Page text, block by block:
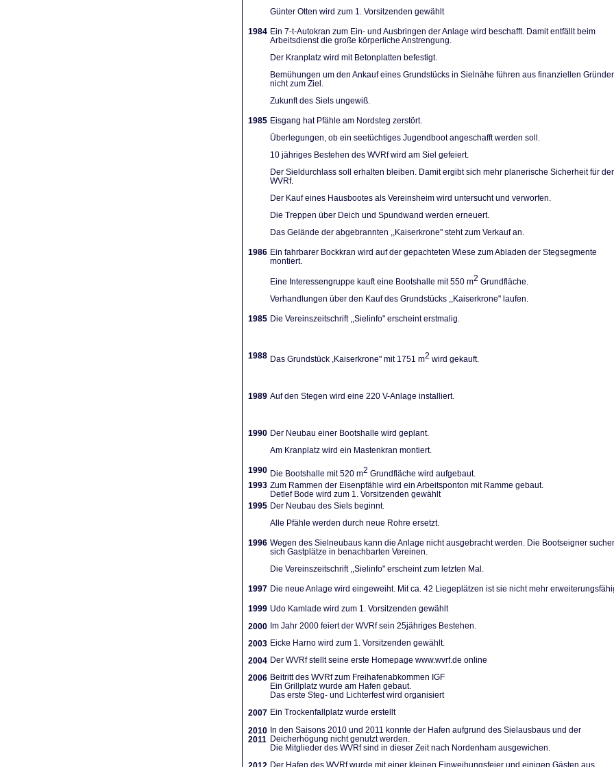
Günter Otten wird zum 1. Vorsitzenden gewählt
1984 Ein 7-t-Autokran zum Ein- und Ausbringen der Anlage wird beschafft. Damit entfällt beim
Arbeits­dienst die große körperliche Anstrengung.
Der Kranplatz wird mit Be­tonplatten befestigt.
Bemühungen um den Ankauf eines Grundstücks in Sielnähe führen aus finanziellen
nicht zum Ziel.
Zukunft des Siels ungewiß.
1985 Eisgang hat Pfähle am Nordsteg zerstört.
Überlegungen, ob ein see­tüchtiges Jugendboot ange­schafft werden soll.
10 jähriges Bestehen des WVRf wird am Siel gefeiert.
Der Sieldurchlass soll erhal­ten bleiben. Damit ergibt sich mehr planerische Sicherheit für
WVRf.
Der Kauf eines Hausbootes als Vereinsheim wird unter­sucht und verworfen.
Die Treppen über Deich und Spundwand werden erneuert.
Das Gelände der abgebrann­ten ,,Kaiserkrone" steht zum Verkauf an.
1986 Ein fahrbarer Bockkran wird auf der gepachteten Wiese zum Abladen der Stegsegmente
montiert.
Eine Interessengruppe kauft eine Bootshalle mit 550 m2 Grundfläche.
Verhandlungen über den Kauf des Grundstücks ,,Kaiser­krone" laufen.
1985 Die Vereinszeitschrift ,,Sielinfo" erscheint erstmalig.
1988 Das Grundstück ,Kaiserkro­ne" mit 1751 m2 wird gekauft.
1989 Auf den Stegen wird eine 220 V-Anlage installiert.
1990 Der Neubau einer Bootshalle wird geplant.
Am Kranplatz wird ein Ma­stenkran montiert.
1990 Die Bootshalle mit 520 m2 Grundfläche wird aufgebaut.
1993 Zum Rammen der Eisenpfäh­le wird ein Arbeitsponton mit Ramme gebaut.
Detlef Bode wird zum 1. Vorsitzenden gewählt
1995 Der Neubau des Siels be­ginnt.
Alle Pfähle werden durch neue Rohre ersetzt.
1996 Wegen des Sielneubaus kann die Anlage nicht ausgebracht werden. Die Bootseigner
sich Gastplätze in be­nachbarten Vereinen.
Die Vereinszeitschrift ,,Sielinfo" erscheint zum letzten Mal.
1997 Die neue Anlage wird einge­weiht. Mit ca. 42 Liegeplätzen ist sie nicht mehr
1999
2000
2003
2004
2006
2007
2010
2011
Udo Kamlade wird zum 1. Vorsitzenden gewählt
Im Jahr 2000 feiert der WVRf sein 25jähriges Bestehen.
Eicke Harno wird zum 1. Vorsitzenden gewählt.
Der WVRf stellt seine erste Homepage www.wvrf.de online
Beitritt des WVRf zum Freihafenabkommen IGF
Ein Grillplatz wurde am Hafen gebaut.
Das erste Steg- und Lichterfest wird organisiert
Ein Trockenfallplatz wurde erstellt
In den Saisons 2010 und 2011 konnte der Hafen aufgrund des Sielausbaus und der
Deicherhögung nicht genutzt werden.
Die Mitglieder des WVRf sind in dieser Zeit nach Nordenham ausgewichen.
Der Hafen des WVRf wurde mit einer kleinen Einweihungsfeier und einigen Gästen aus